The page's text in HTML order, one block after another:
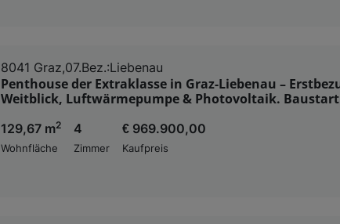
8041 Graz,07.Bez.:Liebenau
Penthouse der Extraklasse in Graz-Liebenau –
Weitblick, Luftwärmepumpe & Photovoltaik.
129,67 m2
Wohnfläche
4
Zimmer
€ 969.900,00
Kaufpreis